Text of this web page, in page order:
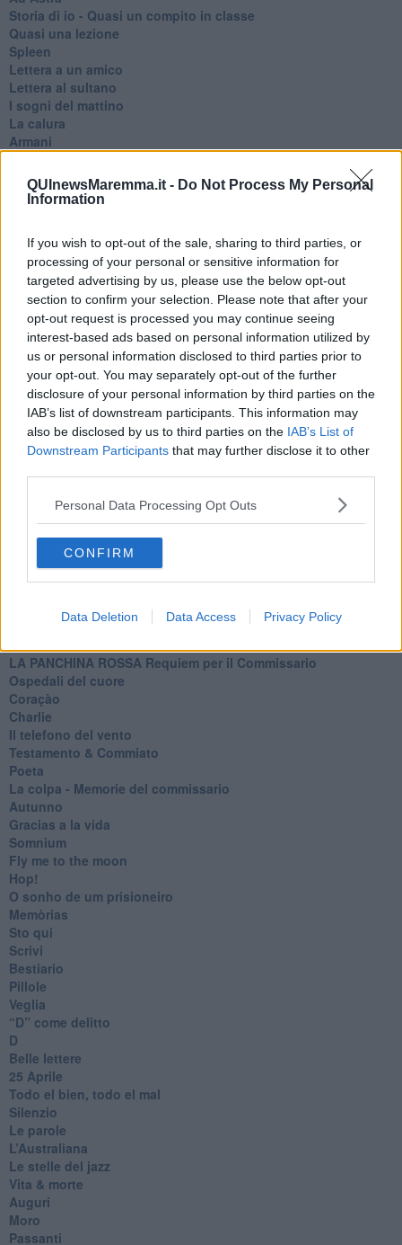
QUInewsMaremma.it - Do Not Process My Personal
Information
If you wish to opt-out of the sale, sharing to third parties, or
processing of your personal or sensitive information for
targeted advertising by us, please use the below opt-out
section to confirm your selection. Please note that after your
opt-out request is processed you may continue seeing
interest-based ads based on personal information utilized by
us or personal information disclosed to third parties prior to
your opt-out. You may separately opt-out of the further
disclosure of your personal information by third parties on the
IAB’s list of downstream participants. This information may
also be disclosed by us to third parties on the IAB’s List of
Downstream Participants that may further disclose it to other
Personal Data Processing Opt Outs
CONFIRM
Data Deletion Data Access Privacy Policy
Storia di io - Quasi un compito in classe
Quasi una lezione
Spleen
Lettera a un amico
Lettera al sultano
I sogni del mattino
La calura
Armani
Via Firenze
Album
La scadenza
Passo a due
Vivere
Prima di andare via
Triage
Persona
Relitti
Lucio
PRIMO
Sogni & incubi
Accidenti all’amore
Protezione civile
Appunti per l'inverno
Il muro di Baj
La tempesta e altro
I bolidi
Amarezza
Colpa & merito
​LA PANCHINA ROSSA Requiem per il Commissario
Ospedali del cuore
Coraçào
Charlie
Il telefono del vento
Testamento & Commiato
Poeta
​La colpa - Memorie del commissario
Autunno
Gracias a la vida
Somnium
Fly me to the moon
Hop!
O sonho de um prisioneiro
Memòrias
Sto qui
Scrivi
Bestiario
Pillole
Veglia
​“D” come delitto
D
Belle lettere
25 Aprile
Todo el bien, todo el mal
Silenzio
Le parole
​L’Australiana
Le stelle del jazz
Vita & morte
Auguri
Moro
Passanti